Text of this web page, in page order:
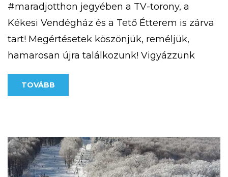
#maradjotthon jegyében a TV-torony, a
Kékesi Vendégház és a Tető Étterem is zárva
tart! Megértésetek köszönjük, reméljük,
hamarosan újra találkozunk! Vigyázzunk
egymásra!
TOVÁBB